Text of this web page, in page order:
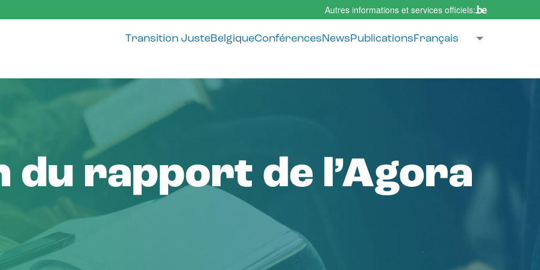
Autres informations et services officiels:
Hoofdnavigatie
Transition JusteBelgiqueConférencesNews Publications Français Lister les
du rapport de l’Agora